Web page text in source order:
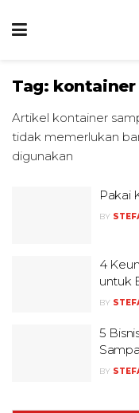
Tag: kontainer
Artikel kontainer
tidak memerlukan
digunakan
Pakai
BY
4
untuk
BY
5
BY